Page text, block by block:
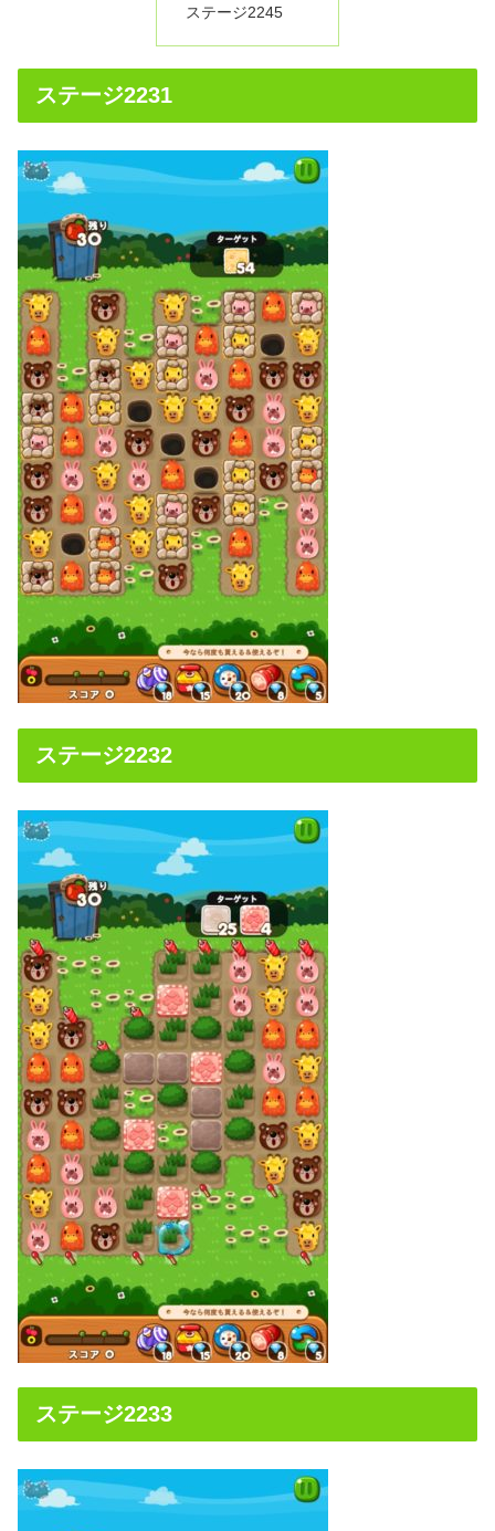
ステージ2245
ステージ2231
ステージ2232
ステージ2233